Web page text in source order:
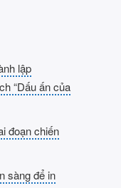
lập
“Dấu ấn của
đoạn chiến
sàng để in